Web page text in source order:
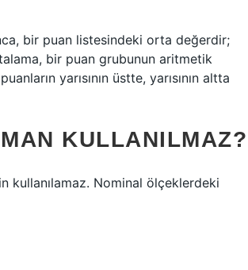
bir puan listesindeki orta değerdir;
bir puan grubunun aritmetik
yarısının üstte, yarısının altta
KULLANILMAZ?
kullanılamaz. Nominal ölçeklerdeki